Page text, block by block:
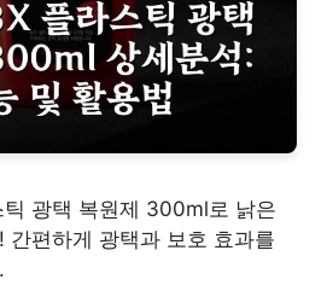
광택 복원제 300ml로 낡은
간편하게 광택과 보호 효과를